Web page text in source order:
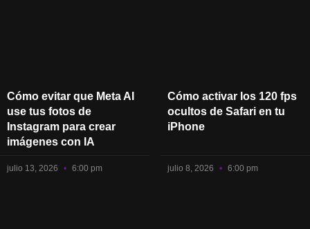
Cómo evitar que Meta AI
use tus fotos de
Instagram para crear
imágenes con IA
julio 13, 2026 6:00 pm
Cómo activar los 120 fps
ocultos de Safari en tu
iPhone
julio 8, 2026 6:00 pm